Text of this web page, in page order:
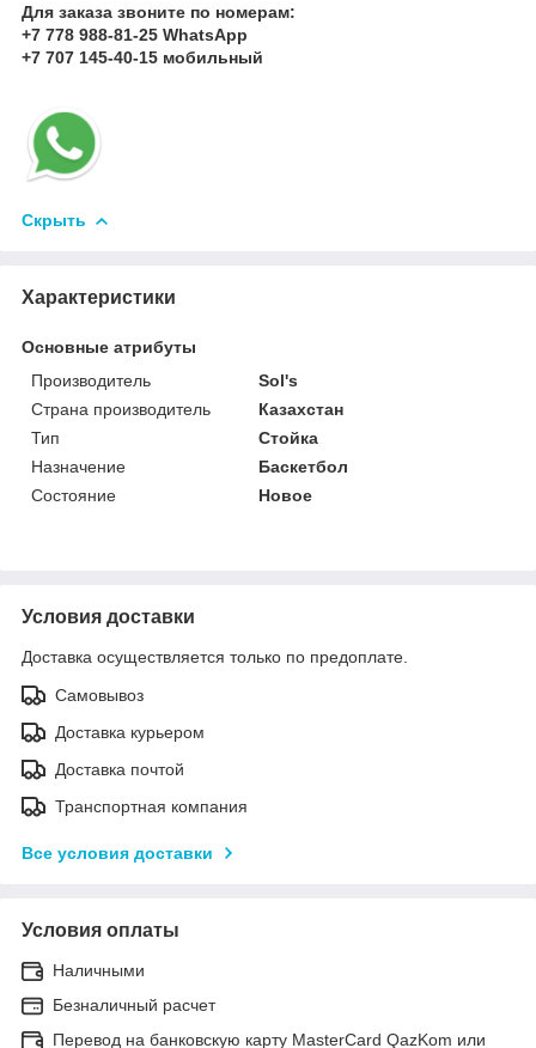
Для заказа звоните по номерам:
+7 778 988-81-25 WhatsApp
+7 707 145-40-15 мобильный
Скрыть
Характеристики
Основные атрибуты
Производитель
Sol's
Страна производитель
Казахстан
Тип
Стойка
Назначение
Баскетбол
Состояние
Новое
Условия доставки
Доставка осуществляется только по предоплате.
Самовывоз
Доставка курьером
Доставка почтой
Транспортная компания
Все условия доставки
Условия оплаты
Наличными
Безналичный расчет
Перевод на банковскую карту MasterCard QazKom или